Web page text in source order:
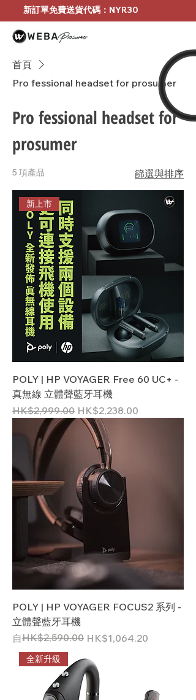
新訂單免費送貨代碼：NYR30
首頁
Pro fessional headset for prosumer
Pro fessional headset for
prosumer
5 項產品 篩選與排序
新上市
POLY | HP VOYAGER Free 60 UC+ -
真無線 立體聲藍牙耳機
一般價格
HK$2,999.00 促銷價格
HK$2,238.00
POLY | HP VOYAGER FOCUS2 系列 -
立體聲藍牙耳機
自
一般價格
HK$2,590.00 HK$1,064.20
促銷價格
全新升級